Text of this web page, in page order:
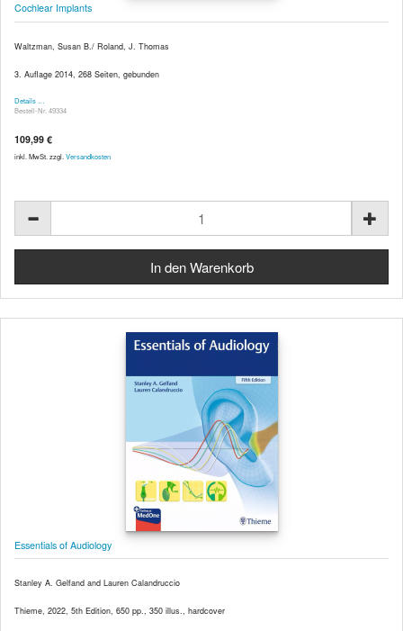
Cochlear Implants
Waltzman, Susan B./ Roland, J. Thomas
3. Auflage 2014, 268 Seiten, gebunden
Details …
Bestell-Nr. 49334
109,99 €
inkl. MwSt. zzgl. Versandkosten
Essentials of Audiology
Stanley A. Gelfand and Lauren Calandruccio
Thieme, 2022, 5th Edition, 650 pp., 350 illus., hardcover